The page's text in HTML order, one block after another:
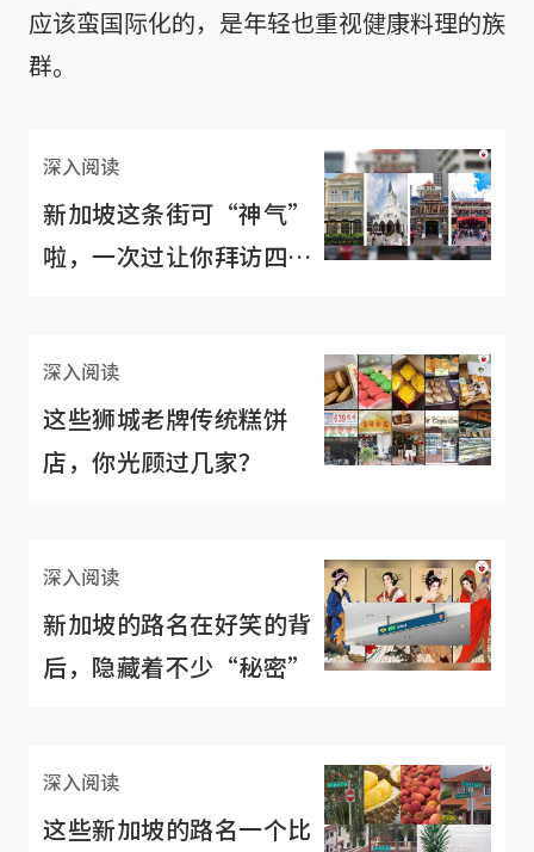
应该蛮国际化的，是年轻也重视健康料理的族
群。
深入阅读
新加坡这条街可“神气”
啦，一次过让你拜访四大
深入阅读
这些狮城老牌传统糕饼
店，你光顾过几家？
深入阅读
新加坡的路名在好笑的背
后，隐藏着不少“秘密”
深入阅读
这些新加坡的路名一个比